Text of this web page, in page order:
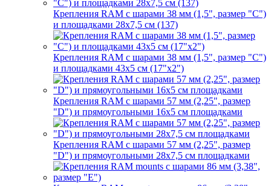
Крепления RAM с шарами 38 мм (1,5", размер "C")
и площадками 28х7,5 см (137)
Крепления RAM с шарами 38 мм (1,5", размер "C")
и площадками 43х5 см (17"х2")
Крепления RAM с шарами 57 мм (2,25", размер
"D") и прямоугольными 16х5 см площадками
Крепления RAM с шарами 57 мм (2,25", размер
"D") и прямоугольными 28х7,5 см площадками